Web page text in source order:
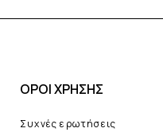
ΟΡΟΙ ΧΡΗΣΗΣ
Συχνές ερωτήσεις